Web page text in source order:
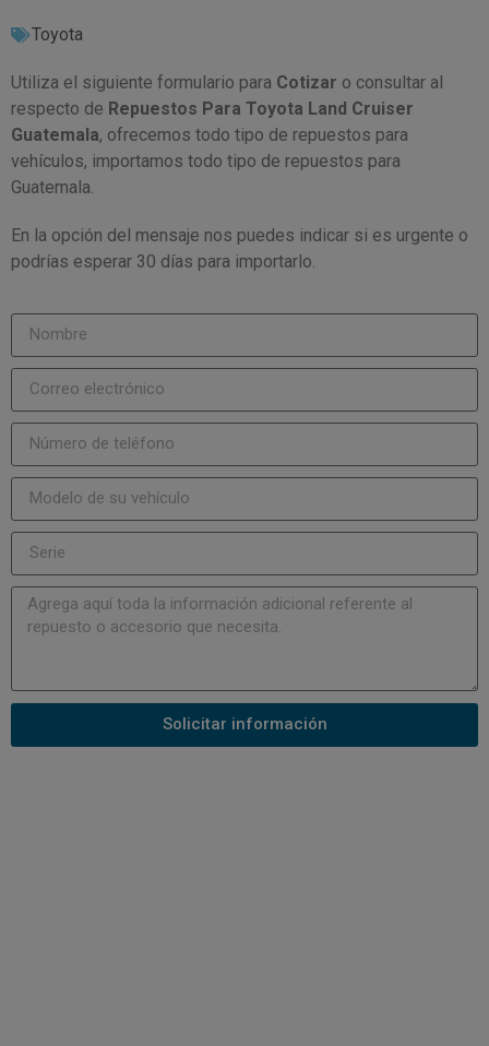
Toyota
Utiliza el siguiente formulario para Cotizar o consultar al
respecto de Repuestos Para Toyota Land Cruiser
Guatemala, ofrecemos todo tipo de repuestos para
vehículos, importamos todo tipo de repuestos para
Guatemala.
En la opción del mensaje nos puedes indicar si es urgente o
podrías esperar 30 días para importarlo.
Solicitar información